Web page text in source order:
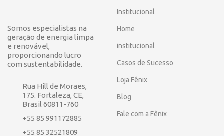
Somos especialistas na
geração de energia limpa
e renovável,
proporcionando lucro
com sustentabilidade.
Rua Hill de Moraes,
175. Fortaleza, CE,
Brasil 60811-760
+55 85 991172885
+55 85 32521809
Institucional
Home
institucional
Casos de Sucesso
Loja Fênix
Blog
Fale com a Fênix